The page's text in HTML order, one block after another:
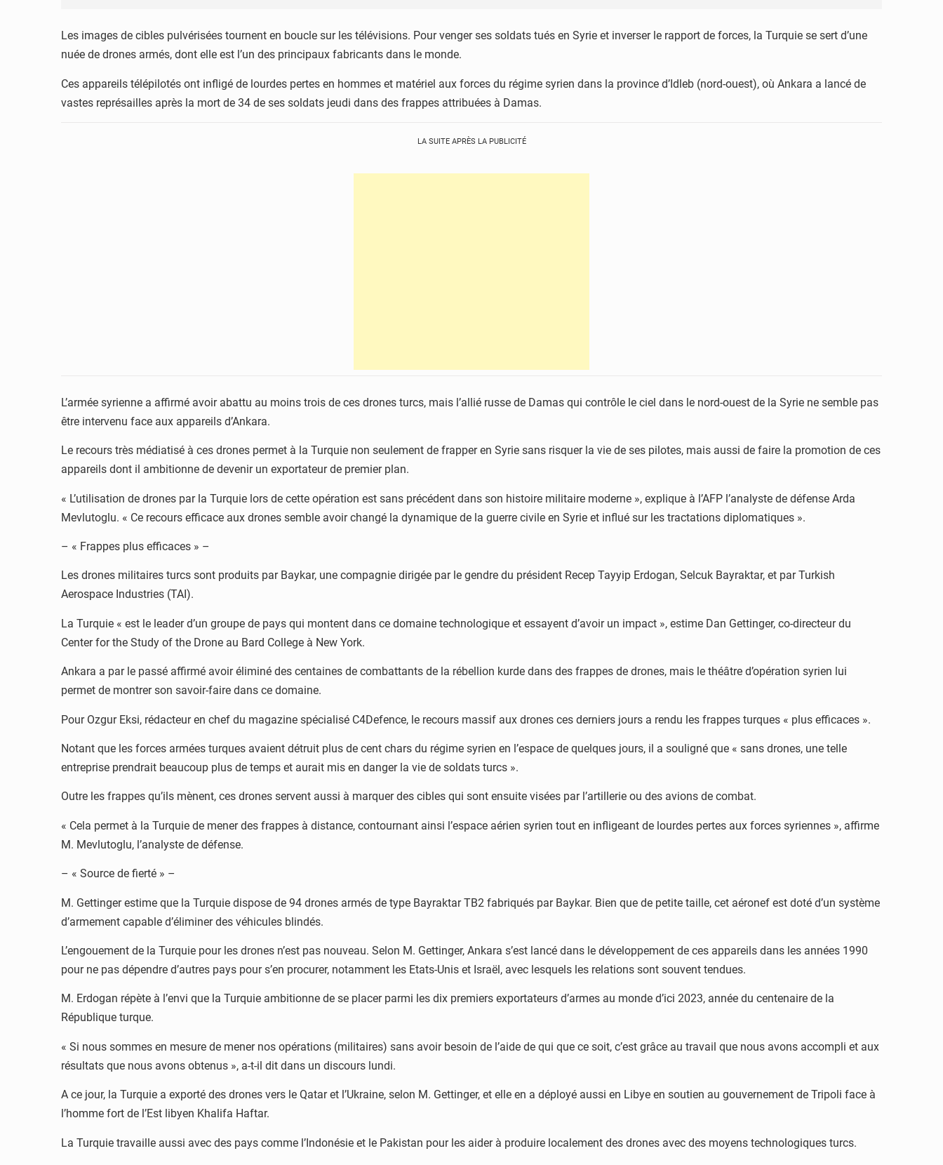
Les images de cibles pulvérisées tournent en boucle sur les télévisions. Pour venger ses soldats tués en Syrie et inverser le rapport de forces, la Turquie se sert d’une
nuée de drones armés, dont elle est l’un des principaux fabricants dans le monde.
Ces appareils télépilotés ont infligé de lourdes pertes en hommes et matériel aux forces du régime syrien dans la province d’Idleb (nord-ouest), où Ankara a lancé de
vastes représailles après la mort de 34 de ses soldats jeudi dans des frappes attribuées à Damas.
LA SUITE APRÈS LA PUBLICITÉ
L’armée syrienne a affirmé avoir abattu au moins trois de ces drones turcs, mais l’allié russe de Damas qui contrôle le ciel dans le nord-ouest de la Syrie ne semble pas
être intervenu face aux appareils d’Ankara.
Le recours très médiatisé à ces drones permet à la Turquie non seulement de frapper en Syrie sans risquer la vie de ses pilotes, mais aussi de faire la promotion de ces
appareils dont il ambitionne de devenir un exportateur de premier plan.
« L’utilisation de drones par la Turquie lors de cette opération est sans précédent dans son histoire militaire moderne », explique à l’AFP l’analyste de défense Arda
Mevlutoglu. « Ce recours efficace aux drones semble avoir changé la dynamique de la guerre civile en Syrie et influé sur les tractations diplomatiques ».
– « Frappes plus efficaces » –
Les drones militaires turcs sont produits par Baykar, une compagnie dirigée par le gendre du président Recep Tayyip Erdogan, Selcuk Bayraktar, et par Turkish
Aerospace Industries (TAI).
La Turquie « est le leader d’un groupe de pays qui montent dans ce domaine technologique et essayent d’avoir un impact », estime Dan Gettinger, co-directeur du
Center for the Study of the Drone au Bard College à New York.
Ankara a par le passé affirmé avoir éliminé des centaines de combattants de la rébellion kurde dans des frappes de drones, mais le théâtre d’opération syrien lui
permet de montrer son savoir-faire dans ce domaine.
Pour Ozgur Eksi, rédacteur en chef du magazine spécialisé C4Defence, le recours massif aux drones ces derniers jours a rendu les frappes turques « plus efficaces ».
Notant que les forces armées turques avaient détruit plus de cent chars du régime syrien en l’espace de quelques jours, il a souligné que « sans drones, une telle
entreprise prendrait beaucoup plus de temps et aurait mis en danger la vie de soldats turcs ».
Outre les frappes qu’ils mènent, ces drones servent aussi à marquer des cibles qui sont ensuite visées par l’artillerie ou des avions de combat.
« Cela permet à la Turquie de mener des frappes à distance, contournant ainsi l’espace aérien syrien tout en infligeant de lourdes pertes aux forces syriennes », affirme
M. Mevlutoglu, l’analyste de défense.
– « Source de fierté » –
M. Gettinger estime que la Turquie dispose de 94 drones armés de type Bayraktar TB2 fabriqués par Baykar. Bien que de petite taille, cet aéronef est doté d’un système
d’armement capable d’éliminer des véhicules blindés.
L’engouement de la Turquie pour les drones n’est pas nouveau. Selon M. Gettinger, Ankara s’est lancé dans le développement de ces appareils dans les années 1990
pour ne pas dépendre d’autres pays pour s’en procurer, notamment les Etats-Unis et Israël, avec lesquels les relations sont souvent tendues.
M. Erdogan répète à l’envi que la Turquie ambitionne de se placer parmi les dix premiers exportateurs d’armes au monde d’ici 2023, année du centenaire de la
République turque.
« Si nous sommes en mesure de mener nos opérations (militaires) sans avoir besoin de l’aide de qui que ce soit, c’est grâce au travail que nous avons accompli et aux
résultats que nous avons obtenus », a-t-il dit dans un discours lundi.
A ce jour, la Turquie a exporté des drones vers le Qatar et l’Ukraine, selon M. Gettinger, et elle en a déployé aussi en Libye en soutien au gouvernement de Tripoli face à
l’homme fort de l’Est libyen Khalifa Haftar.
La Turquie travaille aussi avec des pays comme l’Indonésie et le Pakistan pour les aider à produire localement des drones avec des moyens technologiques turcs.